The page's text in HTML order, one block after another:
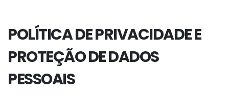
POLÍTICA DE PRIVACIDADE E
PROTEÇÃO DE DADOS
PESSOAIS